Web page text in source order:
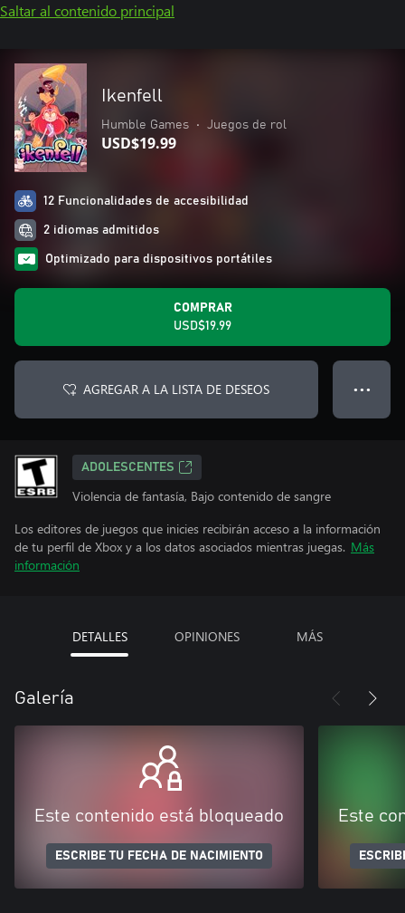
Saltar al contenido principal
Ikenfell
Humble Games • Juegos de rol
USD$19.99
12 Funcionalidades de accesibilidad
2 idiomas admitidos
Optimizado para dispositivos portátiles
COMPRAR
USD$19.99
AGREGAR A LA LISTA DE DESEOS ● ● ●
ADOLESCENTES
Violencia de fantasía, Bajo contenido de sangre
Los editores de juegos que inicies recibirán acceso a la información
de tu perfil de Xbox y a los datos asociados mientras juegas. Más
información
DETALLES OPINIONES MÁS
Galería
Este contenido está bloqueado
ESCRIBE TU FECHA DE NACIMIENTO
Este